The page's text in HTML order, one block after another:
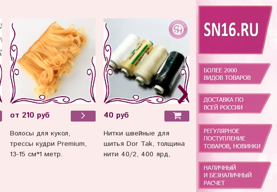
от 210 руб
Волосы для кукол,
трессы кудри Premium,
13-15 см*1 метр.
40 руб
Нитки швейные для
шитья Dor Tak, толщина
нити 40/2, 400 ярд,
170 руб
Волосы для кукол,
трессы прямые, 25 см*1
метр.